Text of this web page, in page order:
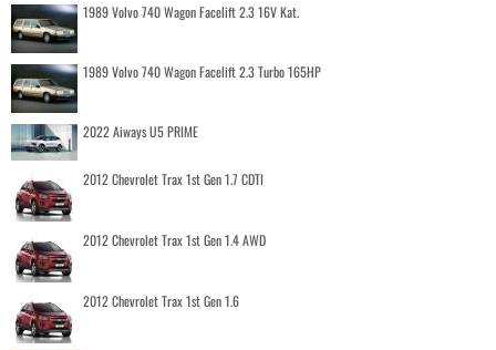
1989 Volvo 740 Wagon Facelift 2.3 16V Kat.
1989 Volvo 740 Wagon Facelift 2.3 Turbo 165HP
2022 Aiways U5 PRIME
2012 Chevrolet Trax 1st Gen 1.7 CDTI
2012 Chevrolet Trax 1st Gen 1.4 AWD
2012 Chevrolet Trax 1st Gen 1.6